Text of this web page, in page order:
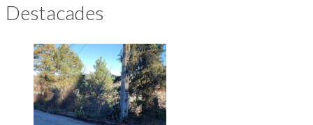
Destacades